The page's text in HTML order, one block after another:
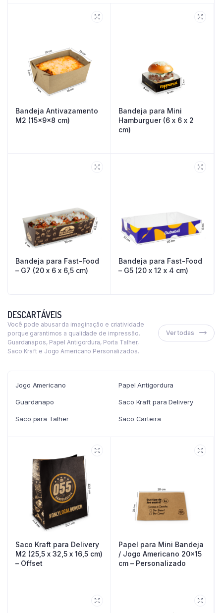
Bandeja Antivazamento
M2 (15x9x8 cm)
Bandeja para Mini
Hamburguer (6 x 6 x 2
cm)
Bandeja para Fast-Food
– G7 (20 x 6 x 6,5 cm)
Bandeja para Fast-Food
– G5 (20 x 12 x 4 cm)
DESCARTÁVEIS
Você pode abusar da imaginação e criatividade
porque garantimos a qualidade de impressão.
Guardanapos, Papel Antigordura, Porta Talher,
Saco Kraft e Jogo Americano Personalizados.
Ver todas
Jogo Americano Papel Antigordura
Guardanapo Saco Kraft para Delivery
Saco para Talher Saco Carteira
Saco Kraft para Delivery
M2 (25,5 x 32,5 x 16,5 cm)
– Offset
Papel para Mini Bandeja
/ Jogo Americano 20×15
cm – Personalizado